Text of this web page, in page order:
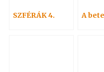
SZFÉRÁK 4. A